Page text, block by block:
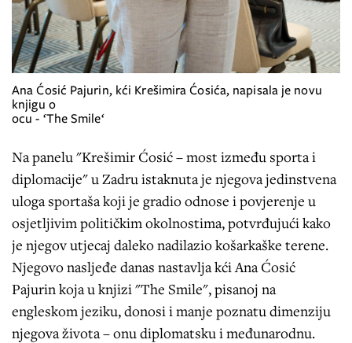
Ana Ćosić Pajurin, kći Krešimira Ćosića, napisala je novu
knjigu o
ocu - ‘The Smile‘
Na panelu "Krešimir Ćosić – most između sporta i
diplomacije" u Zadru istaknuta je njegova jedinstvena
uloga sportaša koji je gradio odnose i povjerenje u
osjetljivim političkim okolnostima, potvrđujući kako
je njegov utjecaj daleko nadilazio košarkaške terene.
Njegovo nasljeđe danas nastavlja kći Ana Ćosić
Pajurin koja u knjizi "The Smile", pisanoj na
engleskom jeziku, donosi i manje poznatu dimenziju
njegova života – onu diplomatsku i međunarodnu.